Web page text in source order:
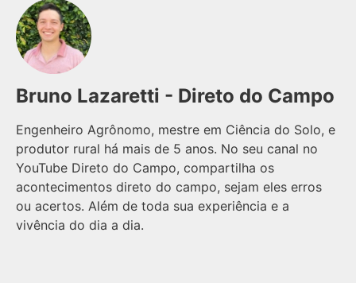
Bruno Lazaretti - Direto do Campo
Engenheiro Agrônomo, mestre em Ciência do Solo, e
produtor rural há mais de 5 anos. No seu canal no
YouTube Direto do Campo, compartilha os
acontecimentos direto do campo, sejam eles erros
ou acertos. Além de toda sua experiência e a
vivência do dia a dia.